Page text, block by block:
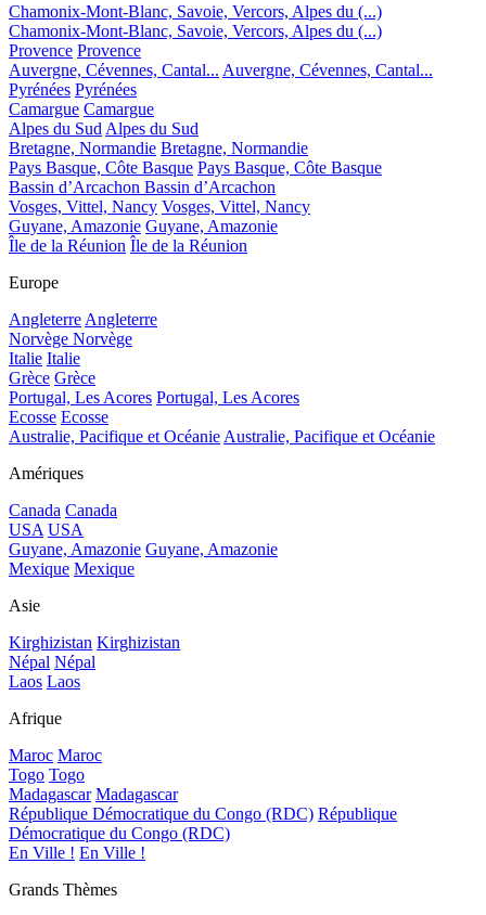
Chamonix-Mont-Blanc, Savoie, Vercors, Alpes du (...)
Chamonix-Mont-Blanc, Savoie, Vercors, Alpes du (...)
Provence Provence
Auvergne, Cévennes, Cantal... Auvergne, Cévennes, Cantal...
Pyrénées Pyrénées
Camargue Camargue
Alpes du Sud Alpes du Sud
Bretagne, Normandie Bretagne, Normandie
Pays Basque, Côte Basque Pays Basque, Côte Basque
Bassin d’Arcachon Bassin d’Arcachon
Vosges, Vittel, Nancy Vosges, Vittel, Nancy
Guyane, Amazonie Guyane, Amazonie
Île de la Réunion Île de la Réunion
Europe
Angleterre Angleterre
Norvège Norvège
Italie Italie
Grèce Grèce
Portugal, Les Acores Portugal, Les Acores
Ecosse Ecosse
Australie, Pacifique et Océanie Australie, Pacifique et Océanie
Amériques
Canada Canada
USA USA
Guyane, Amazonie Guyane, Amazonie
Mexique Mexique
Asie
Kirghizistan Kirghizistan
Népal Népal
Laos Laos
Afrique
Maroc Maroc
Togo Togo
Madagascar Madagascar
République Démocratique du Congo (RDC) République
Démocratique du Congo (RDC)
En Ville ! En Ville !
Grands Thèmes